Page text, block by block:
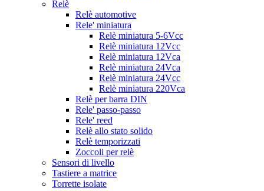
Relè
Relè automotive
Rele' miniatura
Relè miniatura 5-6Vcc
Relè miniatura 12Vcc
Relè miniatura 12Vca
Relè miniatura 24Vca
Relè miniatura 24Vcc
Relè miniatura 220Vca
Relè per barra DIN
Rele' passo-passo
Rele' reed
Relè allo stato solido
Relè temporizzati
Zoccoli per relè
Sensori di livello
Tastiere a matrice
Torrette isolate